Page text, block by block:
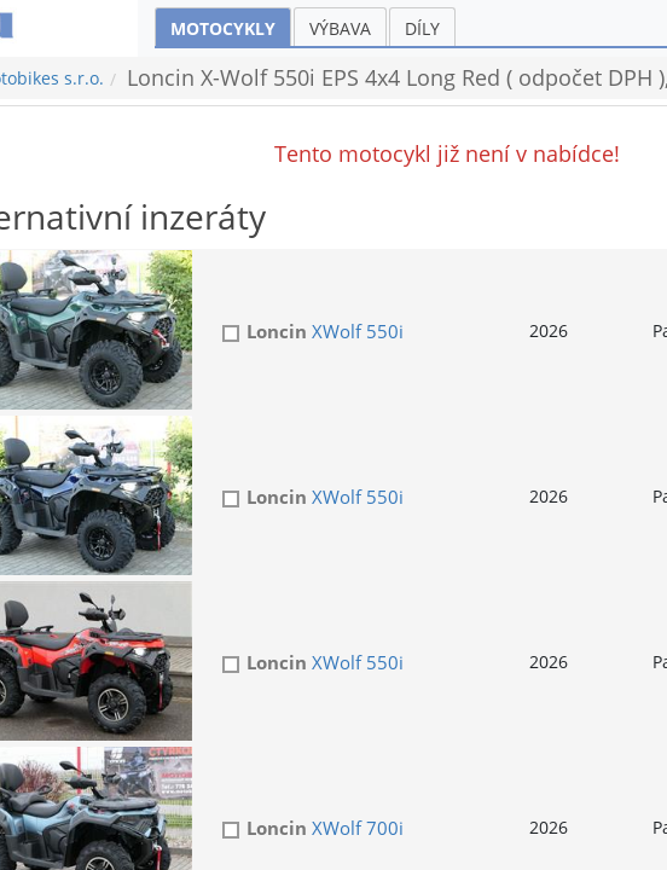
MOTOCYKLY VÝBAVA DÍLY
s.r.o. Loncin X-Wolf 550i EPS 4x4 Long Red ( odpočet DPH
Tento motocykl již není v nabídce!
inzeráty
Loncin XWolf 550i 2026
Loncin XWolf 550i 2026
Loncin XWolf 550i 2026
Loncin XWolf 700i 2026